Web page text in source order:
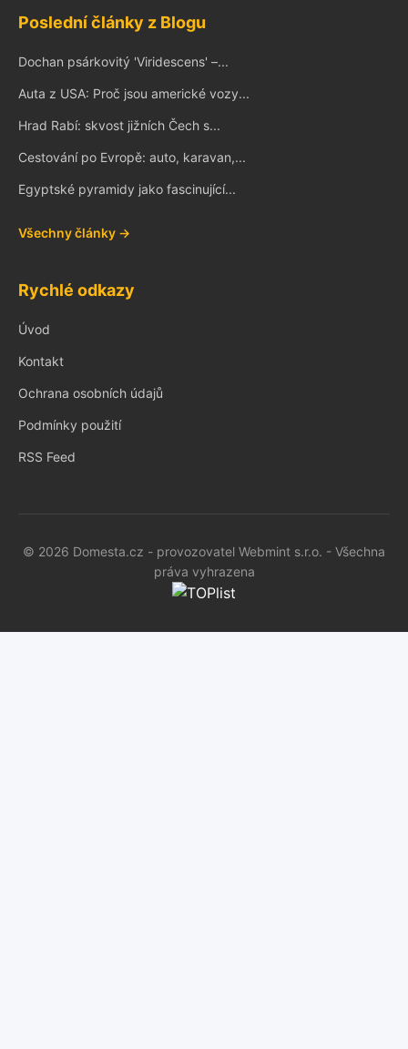
Poslední články z Blogu
Dochan psárkovitý 'Viridescens' –...
Auta z USA: Proč jsou americké vozy...
Hrad Rabí: skvost jižních Čech s...
Cestování po Evropě: auto, karavan,...
Egyptské pyramidy jako fascinující...
Všechny články →
Rychlé odkazy
Úvod
Kontakt
Ochrana osobních údajů
Podmínky použití
RSS Feed
© 2026 Domesta.cz - provozovatel Webmint s.r.o. - Všechna
práva vyhrazena